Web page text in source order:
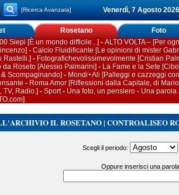
[Ricerca Avanzata] Venerdì, 7 Agosto
Rosetano Foto
Siepi [È un mondo difficile...] - ALTO VOLTA – [Per
- Calcio Fluidificante [Le opinioni di mister
Rastelli.] - Fotografichevolissimevolmente [Cristian
da Roseto [Alessio Palmarini] - La Fame e la Sete
Scompaginando] - Mondi+Ali [Palleggi e cazzeggi
- Roma Amor [Riflessioni dalla Capitale, di
TV, Radio.] - Sport- Una foto, un pensiero - Una parola
IL ROSETANO | CONTROALISEO
Scegli il periodo:
Oppure inserisci una